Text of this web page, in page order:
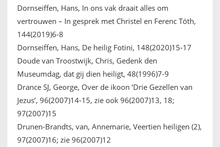
Dornseiffen, Hans, In ons vak draait alles om
vertrouwen – In gesprek met Christel en Ferenc Tóth,
144(2019)6-8
Dornseiffen, Hans, De heilig Fotini, 148(2020)15-17
Doude van Troostwijk, Chris, Gedenk den
Museumdag, dat gij dien heiligt, 48(1996)7-9
Drance SJ, George, Over de ikoon ‘Drie Gezellen van
Jezus’, 96(2007)14-15, zie ook 96(2007)13, 18;
97(2007)15
Drunen-Brandts, van, Annemarie, Veertien heiligen (2),
97(2007)16; zie 96(2007)12